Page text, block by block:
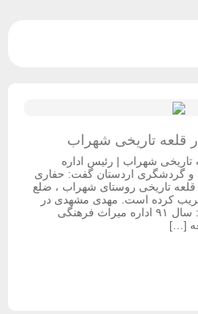
قلعه تاریخی شهراب
تاریخی شهراب | رئیس اداره
و گردشگری اردستان گفت: حفاری
تاریخی روستای شهراب ، ضلع
کرده است. مهدی مشهدی در
گفت‌وگو با ایسنا، اظهار کرد: سال ۹۱ اداره میراث فرهنگی
[…]